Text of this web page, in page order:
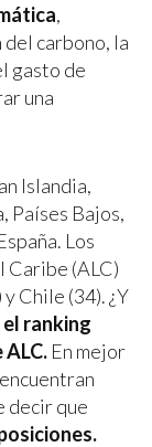
,
carbono, la
gasto de
una
Islandia,
Países Bajos,
Los
Caribe (ALC)
Chile (34). ¿Y
ranking
En mejor
decir que